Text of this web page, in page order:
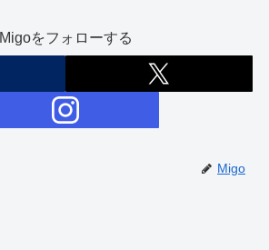
Migoをフォローする
Migo